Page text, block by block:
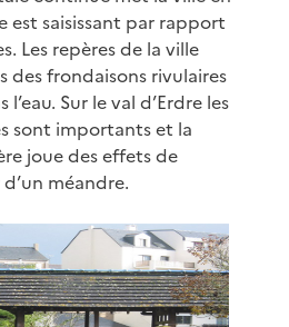
est saisissant par rapport
Les repères de la ville
des frondaisons rivulaires
Sur le val d’Erdre les
sont importants et la
joue des effets de
méandre.